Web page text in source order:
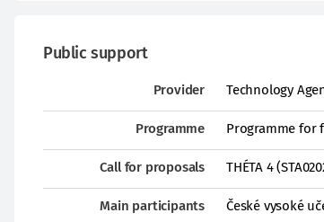
Public support
Provider Technology
Programme Programme for
Call for proposals THÉTA 4
Main participants České vysoké